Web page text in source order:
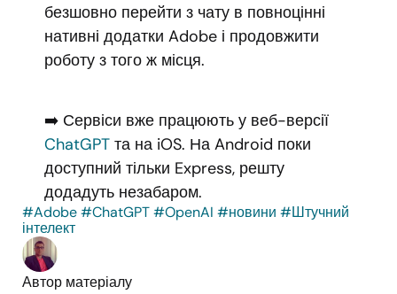
безшовно перейти з чату в повноцінні
нативні додатки Adobe і продовжити
роботу з того ж місця.
➡️ Сервіси вже працюють у веб-версії
ChatGPT та на iOS. На Android поки
доступний тільки Express, решту
додадуть незабаром.
#Adobe#ChatGPT#OpenAI #новини #Штучний
інтелект
Автор матеріалу